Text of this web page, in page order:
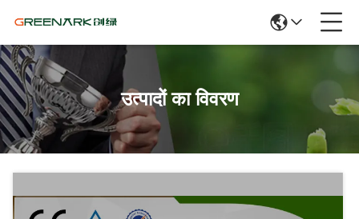
उत्पादों का विवरण